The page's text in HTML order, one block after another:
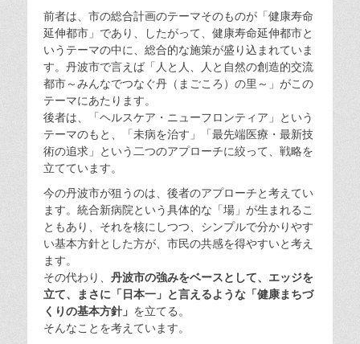
前者は、市の総合計画のテーマそのものが「健康寿命
延伸都市」であり、したがって、健康寿命延伸都市と
いうテーマの中に、総合的な施策が盛り込まれていま
す。丹波市で言えば「人と人、人と自然の創造的交流
都市～みんなでつなぐ丹（まごころ）の里～」がこの
テーマにあたります。
後者は、「ヘルスケア・ニューフロンティア」という
テーマのもと、「未病を治す」「最先端医療・最新技
術の追求」という二つのアプローチに絞って、戦略を
立てています。
今の丹波市が狙うのは、後者のアプローチと考えてい
ます。統合新病院という具体的な「場」が生まれるこ
ともあり、それを核にしつつ、シンプルで分かりやす
い基本方針とした方が、市民の共感を得やすいと考え
ます。
その代わり、 丹波市の強みをベースとして、エッジを
立て、まさに「日本一」と言えるような「健康まちづ
くりの基本方針」 を立てる。
そんなことを考えています。